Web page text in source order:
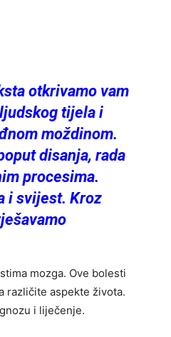
otkrivamo vam
tijela i
moždinom.
disanja, rada
procesima.
i svijest. Kroz
mozga. Ove bolesti
različite aspekte života.
i liječenje.